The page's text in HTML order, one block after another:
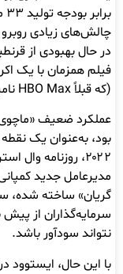
چالش‌های زیادی
در حال بهبودی از
(که قبلاً HBO Max نامیده می‌شد) نیز عرضه شد.
عملکرد ضعیف
بود، به‌عنوان یک
۲۰۲۲، روزنامه
مدیرعامل جدید
گریان» ساخته شده،
سرمایه‌گذاران از
نتواند سودآور باشد.